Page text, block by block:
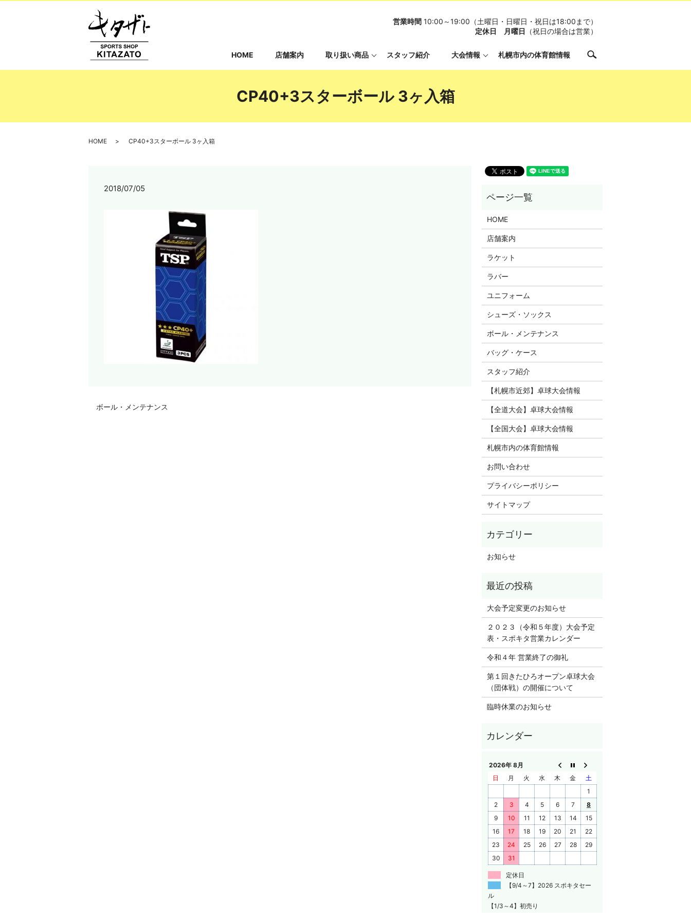
営業時間 10:00～19:00（土曜日・日曜日・祝日は18:00まで）
定休日 月曜日
（祝日の場合は営業）
HOME 店舗案内 取り扱い商品 スタッフ紹介 大会情報 札幌市内の体育館情報 search
CP40+3スターボール 3ヶ入箱
HOME CP40+3スターボール 3ヶ入箱
2018/07/05
ボール・メンテナンス
HOME
店舗案内
ラケット
ラバー
ユニフォーム
シューズ・ソックス
ボール・メンテナンス
バッグ・ケース
スタッフ紹介
【札幌市近郊】卓球大会情報
【全道大会】卓球大会情報
【全国大会】卓球大会情報
札幌市内の体育館情報
お問い合わせ
プライバシーポリシー
サイトマップ
お知らせ
大会予定変更のお知らせ
２０２３（令和５年度）大会予定
表・スポキタ営業カレンダー
令和４年 営業終了の御礼
第１回きたひろオープン卓球大会
（団体戦）の開催について
臨時休業のお知らせ
2026年 8月
日
月 火 水 木 金
土
1
2
3 4 5 6 7
8
9
10 11 12 13 14
15
16
17 18 19 20 21
22
23
24 25 26 27 28
29
30
31
定休日
【9/4～7】2026 スポキタセー
ル
【1/3～4】初売り